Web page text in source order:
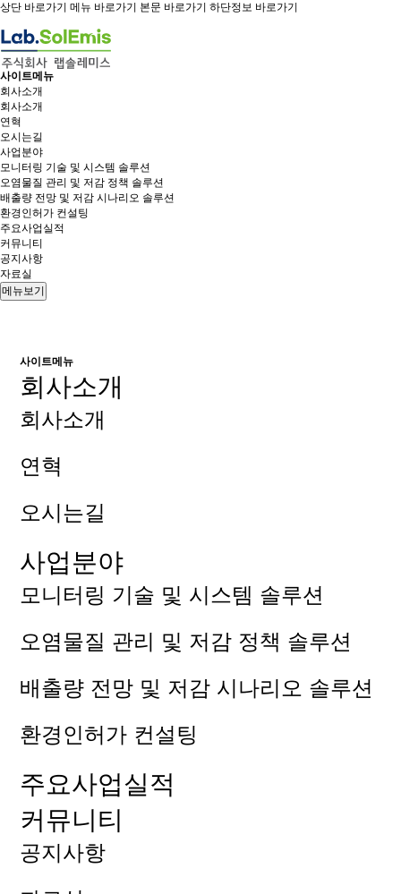
상단 바로가기 메뉴 바로가기 본문 바로가기 하단정보 바로가기
사이트메뉴
회사소개
회사소개
연혁
오시는길
사업분야
모니터링 기술 및 시스템 솔루션
오염물질 관리 및 저감 정책 솔루션
배출량 전망 및 저감 시나리오 솔루션
환경인허가 컨설팅
주요사업실적
커뮤니티
공지사항
자료실
메뉴보기
사이트메뉴
회사소개
회사소개
연혁
오시는길
사업분야
모니터링 기술 및 시스템 솔루션
오염물질 관리 및 저감 정책 솔루션
배출량 전망 및 저감 시나리오 솔루션
환경인허가 컨설팅
주요사업실적
커뮤니티
공지사항